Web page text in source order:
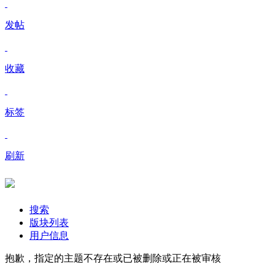
发帖
收藏
标签
刷新
搜索
版块列表
用户信息
抱歉，指定的主题不存在或已被删除或正在被审核